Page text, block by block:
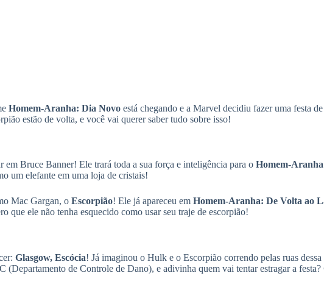
Homem-Aranha: Dia Novo está chegando e a Marvel decidiu fazer uma festa
estão de volta, e você vai querer saber tudo sobre isso!
Bruce Banner! Ele trará toda a sua força e inteligência para o Homem-
um elefante em uma loja de cristais!
Mac Gargan, o Escorpião! Ele já apareceu em Homem-Aranha: De Volta ao
que ele não tenha esquecido como usar seu traje de escorpião!
Glasgow, Escócia! Já imaginou o Hulk e o Escorpião correndo pelas ruas
de Controle de Dano), e adivinha quem vai tentar estragar a festa?